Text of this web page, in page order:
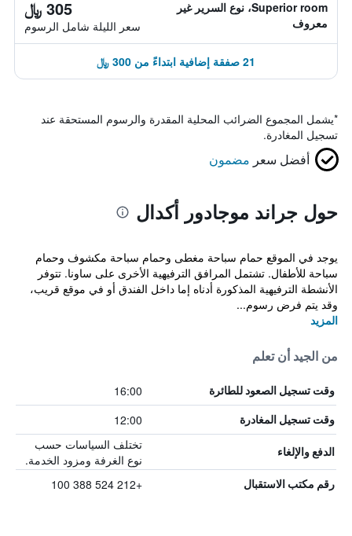
Superior room، نوع السرير غير
معروف
305 ﷼
سعر الليلة شامل الرسوم
21 صفقة إضافية ابتداءً من 300 ﷼
*يشمل المجموع الضرائب المحلية المقدرة والرسوم المستحقة عند
تسجيل المغادرة.
أفضل سعر مضمون
حول جراند موجادور أكدال
يوجد في الموقع حمام سباحة مغطى وحمام سباحة مكشوف وحمام
سباحة للأطفال. تشتمل المرافق الترفيهية الأخرى على ساونا. تتوفر
الأنشطة الترفيهية المذكورة أدناه إما داخل الفندق أو في موقع قريب،
وقد يتم فرض رسوم...
المزيد
من الجيد أن تعلم
وقت تسجيل الصعود للطائرة 16:00
وقت تسجيل المغادرة 12:00
الدفع والإلغاء
تختلف السياسات حسب
نوع الغرفة ومزود الخدمة.
رقم مكتب الاستقبال +212 524 388 100